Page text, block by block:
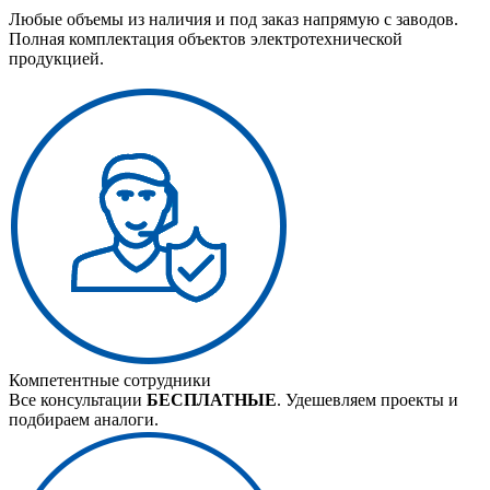
Любые объемы из наличия и под заказ напрямую с заводов.
Полная комплектация объектов электротехнической
продукцией.
Компетентные сотрудники
Все консультации БЕСПЛАТНЫЕ. Удешевляем проекты и
подбираем аналоги.